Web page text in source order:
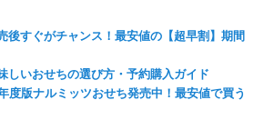
後すぐがチャンス！最安値の【超早割】期間
しいおせちの選び方・予約購入ガイド
度版ナルミッツおせち発売中！最安値で買う